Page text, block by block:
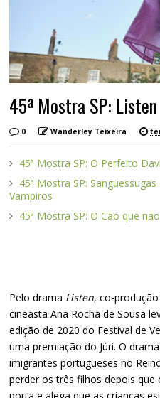
45ª Mostra SP: Listen
0 Wanderley Teixeira
45ª Mostra SP: O Perfeito
45ª Mostra SP:
Vampiros
45ª Mostra SP: O Cão que
Pelo drama Listen, co-
cineasta Ana Rocha de Sousa
edição de 2020 do Festival de
uma premiação do Júri. O
imigrantes portugueses no
perder os três filhos depois que
porta e alega que as crianças